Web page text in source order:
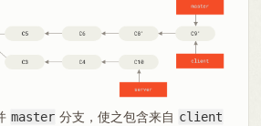
master 分支，使之包含来自 client